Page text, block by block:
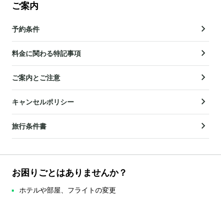
ご案内
予約条件
料金に関わる特記事項
ご案内とご注意
キャンセルポリシー
旅行条件書
お困りごとはありませんか？
ホテルや部屋、フライトの変更